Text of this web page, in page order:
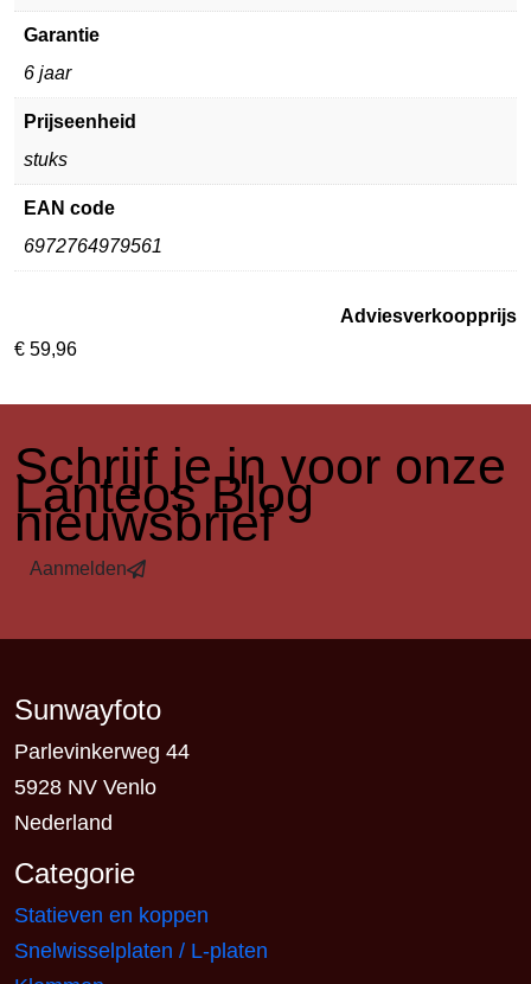
Garantie
6 jaar
Prijseenheid
stuks
EAN code
6972764979561
Adviesverkoopprijs
€ 59,96
​Schrijf je in voor onze
Lanteos Blog
nieuwsbrief
Aanmelden
Sunwayfoto
Parlevinkerweg 44
5928 NV Venlo
Nederland
Categorie
Statieven en koppen
Snelwisselplaten / L-platen